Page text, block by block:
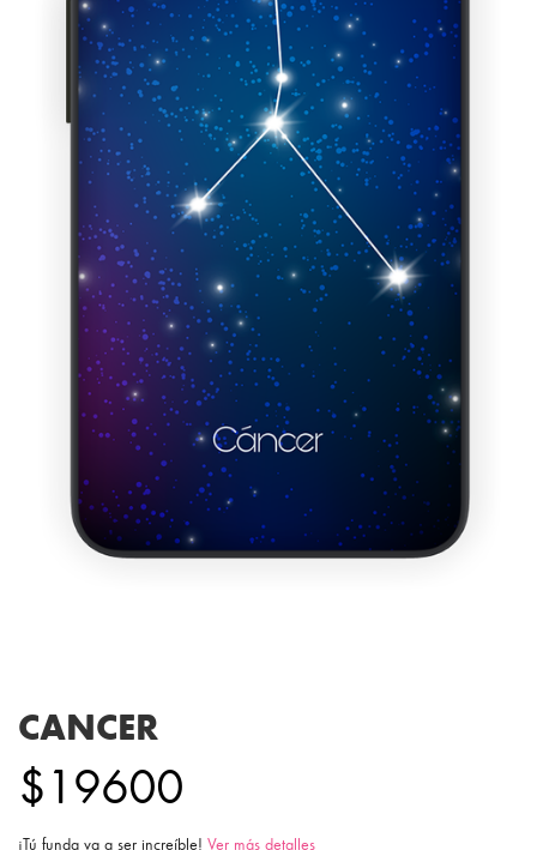
CANCER
$19600
¡Tú funda va a ser increíble! Ver más detalles